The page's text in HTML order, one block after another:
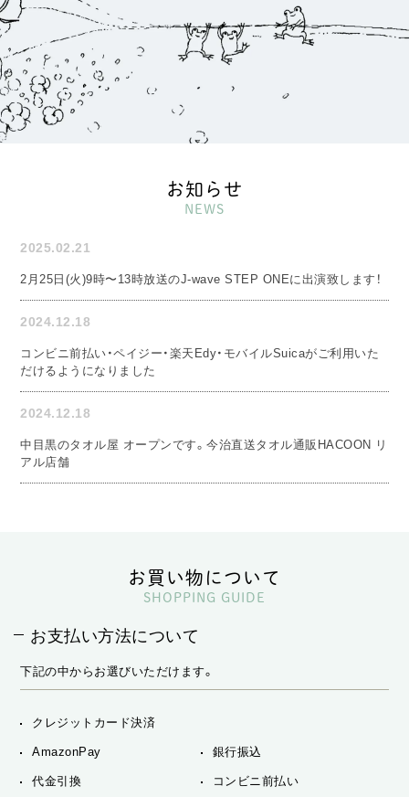
お知らせ
NEWS
2025.02.21
2月25日(火)9時〜13時放送のJ-wave STEP ONEに出演致します！
2024.12.18
コンビニ前払い・ペイジー・楽天Edy・モバイルSuicaがご利用いた
だけるようになりました
2024.12.18
中目黒のタオル屋 オープンです。今治直送タオル通販HACOON リ
アル店舗
お買い物について
SHOPPING GUIDE
お支払い方法について
下記の中からお選びいただけます。
クレジットカード決済
AmazonPay 銀行振込
代金引換 コンビニ前払い